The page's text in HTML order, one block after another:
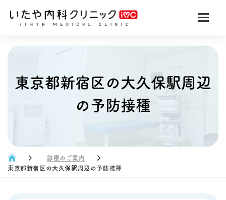
東京都新宿区の大久保駅周辺
の予防接種
診療のご案内
東京都新宿区の大久保駅周辺の予防接種